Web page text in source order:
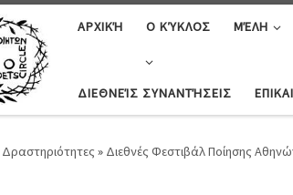
ΑΡΧΙΚΉ Ο ΚΎΚΛΟΣ ΜΈΛΗ
ΔΙΕΘΝΕΊΣ ΣΥΝΑΝΤΉΣΕΙΣ
Δραστηριότητες » Διεθνές Φεστιβάλ Ποίησης